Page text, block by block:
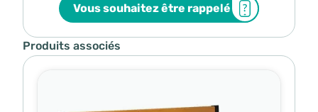
Vous souhaitez être rappelé
Produits associés